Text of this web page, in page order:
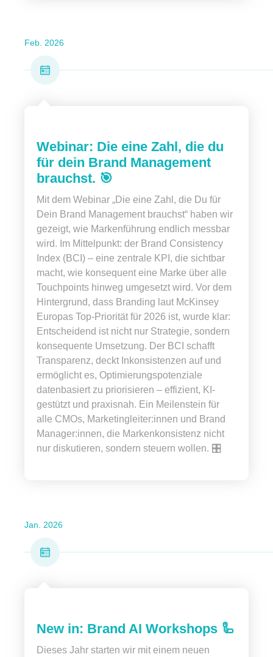
Feb. 2026
Webinar: Die eine Zahl, die du
für dein Brand Management
brauchst. 🎯
Mit dem Webinar „Die eine Zahl, die Du für
Dein Brand Management brauchst“ haben wir
gezeigt, wie Markenführung endlich messbar
wird. Im Mittelpunkt: der Brand Consistency
Index (BCI) – eine zentrale KPI, die sichtbar
macht, wie konsequent eine Marke über alle
Touchpoints hinweg umgesetzt wird. Vor dem
Hintergrund, dass Branding laut McKinsey
Europas Top-Priorität für 2026 ist, wurde klar:
Entscheidend ist nicht nur Strategie, sondern
konsequente Umsetzung. Der BCI schafft
Transparenz, deckt Inkonsistenzen auf und
ermöglicht es, Optimierungspotenziale
datenbasiert zu priorisieren – effizient, KI-
gestützt und praxisnah. Ein Meilenstein für
alle CMOs, Marketingleiter:innen und Brand
Manager:innen, die Markenkonsistenz nicht
nur diskutieren, sondern steuern wollen. 🎛️
Jan. 2026
New in: Brand AI Workshops 🦾
Dieses Jahr starten wir mit einem neuen